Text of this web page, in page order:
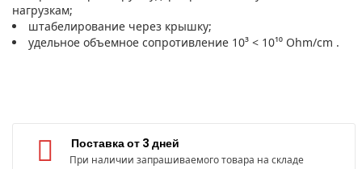
нагрузкам;
штабелирование через крышку;
удельное объемное сопротивление 10³ < 10¹⁰ Ohm/cm .
Поставка от 3 дней
При наличии запрашиваемого товара на складе